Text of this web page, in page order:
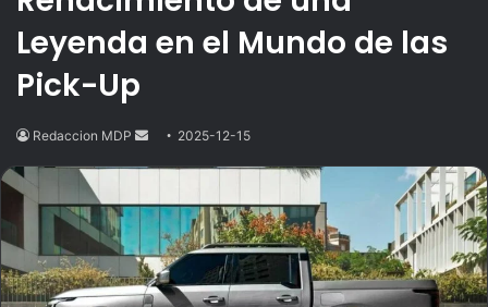
Leyenda en el Mundo de las
Pick-Up
Redaccion MDP
Send2025-12-15